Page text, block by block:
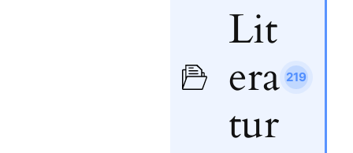
Lit
era
tur
219